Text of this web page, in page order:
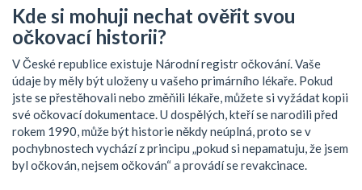
Kde si mohuji nechat ověřit svou
očkovací historii?
V České republice existuje Národní registr očkování. Vaše
údaje by měly být uloženy u vašeho primárního lékaře. Pokud
jste se přestěhovali nebo změňili lékaře, můžete si vyžádat kopii
své očkovací dokumentace. U dospělých, kteří se narodili před
rokem 1990, může být historie někdy neúplná, proto se v
pochybnostech vychází z principu „pokud si nepamatuju, že jsem
byl očkován, nejsem očkován“ a provádí se revakcinace.